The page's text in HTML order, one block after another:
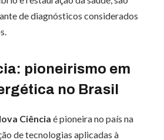
de diagnósticos considerados
pioneirismo em
no Brasil
Ciência é pioneira no país na
de tecnologias aplicadas à